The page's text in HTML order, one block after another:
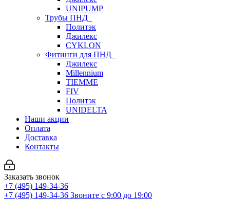
UNIPUMP
Трубы ПНД
Политэк
Джилекс
CYKLON
Фитинги для ПНД
Джилекс
Millennium
TIEMME
FIV
Политэк
UNIDELTA
Наши акции
Оплата
Доставка
Контакты
Заказать звонок
+7 (495) 149-34-36
+7 (495) 149-34-36 Звоните с 9:00 до 19:00